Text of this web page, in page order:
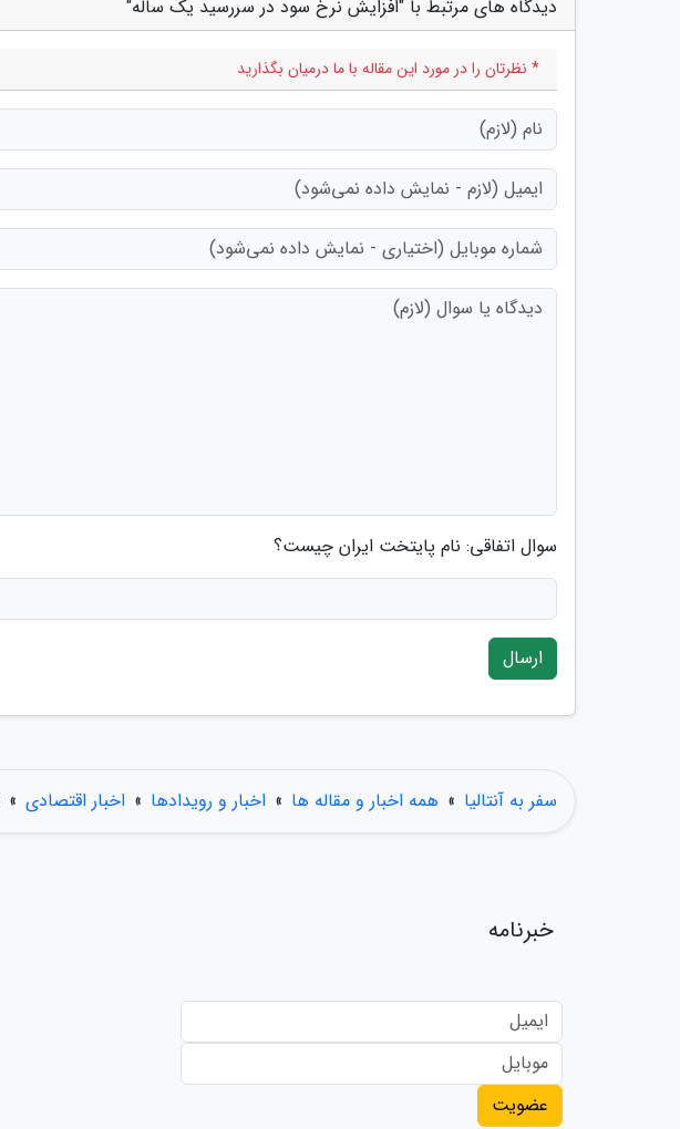
دیدگاه های مرتبط با "افزایش نرخ سود در سررسید یک ساله"
* نظرتان را در مورد این مقاله با ما درمیان بگذارید
سوال اتفاقی: نام پایتخت ایران چیست؟
ارسال
سفر به آنتالیا » همه اخبار و مقاله ها » اخبار و رویدادها » اخبار اقتصادی »
خبرنامه
عضویت